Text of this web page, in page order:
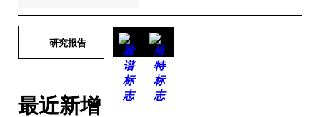
研究报告
最近新增